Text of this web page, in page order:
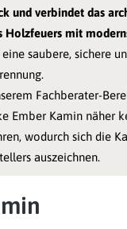
und verbindet das
Holzfeuers mit
saubere, sichere
Fachberater-
Ember Kamin näher
wodurch sich die
auszeichnen.